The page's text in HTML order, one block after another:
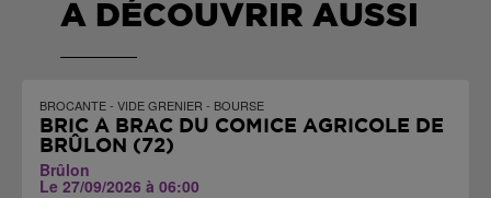
A DÉCOUVRIR AUSSI
BROCANTE - VIDE GRENIER - BOURSE
BRIC À BRAC DU COMICE AGRICOLE DE
BRÛLON (72)
Brûlon
Le 27/09/2026 à 06:00